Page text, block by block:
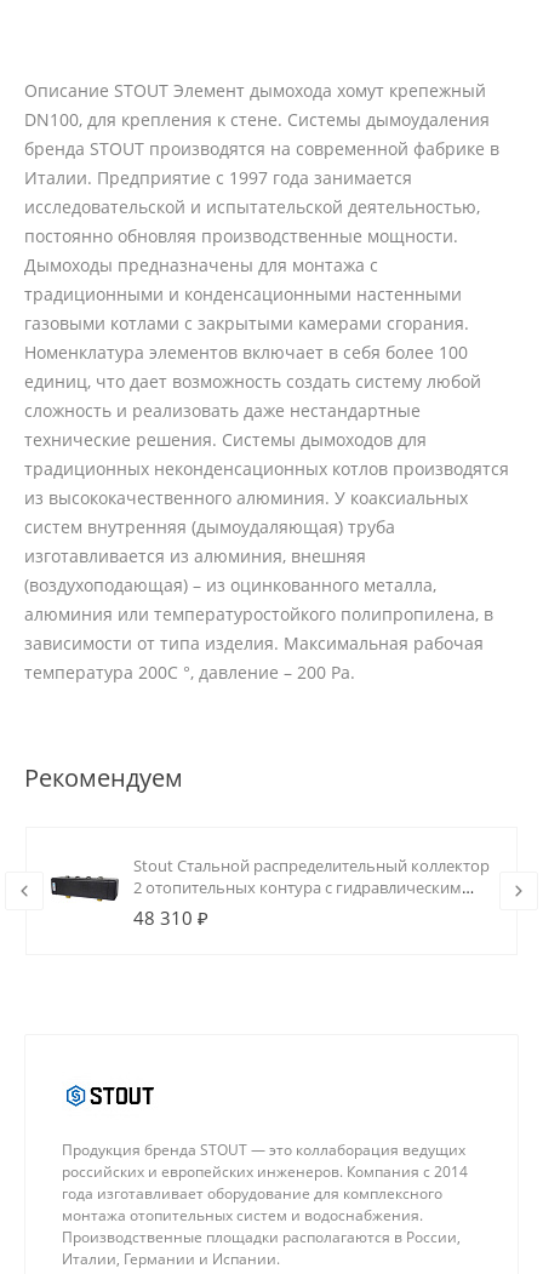
Описание STOUT Элемент дымохода хомут крепежный
DN100, для крепления к стене. Системы дымоудаления
бренда STOUT производятся на современной фабрике в
Италии. Предприятие с 1997 года занимается
исследовательской и испытательской деятельностью,
постоянно обновляя производственные мощности.
Дымоходы предназначены для монтажа с
традиционными и конденсационными настенными
газовыми котлами с закрытыми камерами сгорания.
Номенклатура элементов включает в себя более 100
единиц, что дает возможность создать систему любой
сложность и реализовать даже нестандартные
технические решения. Системы дымоходов для
традиционных неконденсационных котлов производятся
из высококачественного алюминия. У коаксиальных
систем внутренняя (дымоудаляющая) труба
изготавливается из алюминия, внешняя
(воздухоподающая) – из оцинкованного металла,
алюминия или температуростойкого полипропилена, в
зависимости от типа изделия. Максимальная рабочая
температура 200С °, давление – 200 Ра.
Рекомендуем
Stout Стальной распределительный коллектор
2 отопительных контура с гидравлическим
разделителем DN20
48 310 ₽
Продукция бренда STOUT — это коллаборация ведущих
российских и европейских инженеров. Компания с 2014
года изготавливает оборудование для комплексного
монтажа отопительных систем и водоснабжения.
Производственные площадки располагаются в России,
Италии, Германии и Испании.